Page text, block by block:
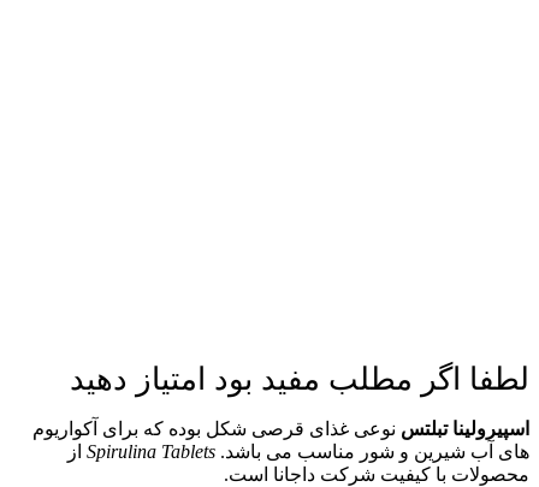
لطفا اگر مطلب مفید بود امتیاز دهید
اسپیرولینا تبلتس نوعی غذای قرصی شکل بوده که برای آکواریوم
های آب شیرین و شور مناسب می باشد. Spirulina Tablets از
محصولات با کیفیت شرکت داجانا است.